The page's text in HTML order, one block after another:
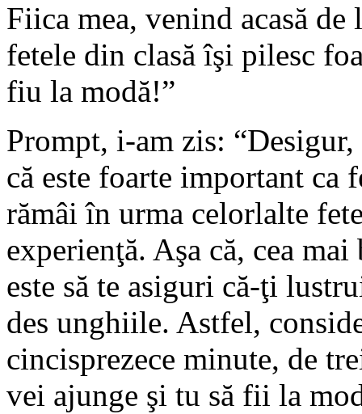
Fiica mea, venind acasă
fetele din clasă îşi pilesc
fiu la modă!”
Prompt, i-am zis:
că este foarte important ca
rămâi în urma celorlalte
experienţă. Aşa că, cea
este să te asiguri că-ţi
des unghiile. Astfel,
cincisprezece minute, de
vei ajunge şi tu să fii la